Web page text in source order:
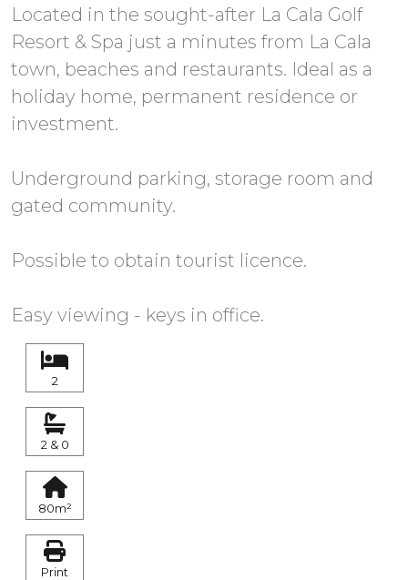
Located in the sought-after La Cala Golf
Resort & Spa just a minutes from La Cala
town, beaches and restaurants. Ideal as a
holiday home, permanent residence or
investment.
Underground parking, storage room and
gated community.
Possible to obtain tourist licence.
Easy viewing - keys in office.
2
2 & 0
80m²
Print